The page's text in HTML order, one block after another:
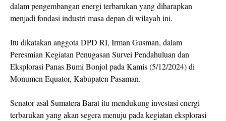
dalam pengembangan energi terbarukan yang diharapkan
menjadi fondasi industri masa depan di wilayah ini.
Itu dikatakan anggota DPD RI, Irman Gusman, dalam
Peresmian Kegiatan Penugasan Survei Pendahuluan dan
Eksplorasi Panas Bumi Bonjol pada Kamis (5/12/2024) di
Monumen Equator, Kabupaten Pasaman.
Senator asal Sumatera Barat itu mendukung investasi energi
terbarukan yang akan segera menuju pada kegiatan eksplorasi